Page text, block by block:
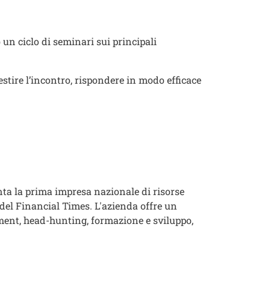
un ciclo di seminari sui principali
l’incontro, rispondere in modo efficace
la prima impresa nazionale di risorse
Financial Times. L'azienda offre un
head-hunting, formazione e sviluppo,